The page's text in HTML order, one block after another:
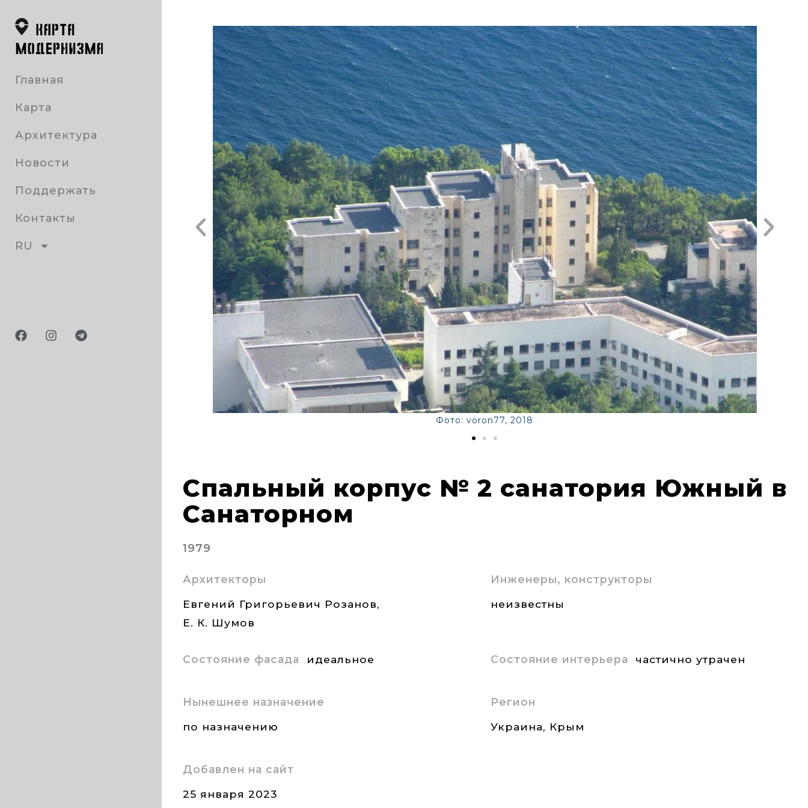
Главная
Карта
Архитектура
Новости
Поддержать
Контакты
RU
Фото: voron77, 2018
Спальный корпус № 2 санатория Южный в
Санаторном
1979
Архитекторы
Евгений Григорьевич Розанов,
Е. К. Шумов
Инженеры, конструкторы
неизвестны
Состояние фасада идеальное Состояние интерьера частично утрачен
Нынешнее назначение
по назначению
Регион
Украина, Крым
Добавлен на сайт
25 января 2023